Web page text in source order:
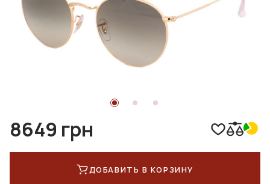
8649 грн
ДОБАВИТЬ В КОРЗИНУ